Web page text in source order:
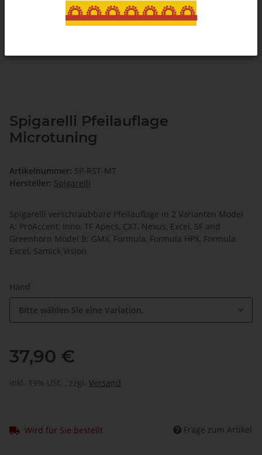
🌅🌅🌅🌅🌅🌅🌅
Spigarelli Pfeilauflage
Microtuning
Artikelnummer: SP-RST-MT
Hersteller: Spigarelli
Spigarelli verschraubbare Pfeilauflage in 2 Varianten Model
A: ProAccent, Inno, TF Apecs, CXT, Nexus, Excel, SF and
Greenhorn Model B: GMX, Formula, Formula HPX, Formula
Excel, Samick Vision
Hand
Bitte wählen Sie eine Variation.
37,90 €
inkl. 19% USt. , zzgl. Versand
Wird für Sie bestellt Frage zum Artikel